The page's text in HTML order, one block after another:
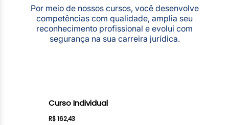
Por meio de nossos cursos, você desenvolve
competências com qualidade, amplia seu
reconhecimento profissional e evolui com
segurança na sua carreira jurídica.
Curso Individual
R$ 162,43